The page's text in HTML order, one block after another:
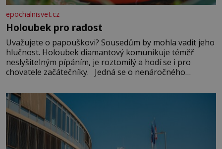
epochalnisvet.cz
Holoubek pro radost
Uvažujete o papouškovi? Sousedům by mohla vadit jeho
hlučnost. Holoubek diamantový komunikuje téměř
neslyšitelným pípáním, je roztomilý a hodí se i pro
chovatele začátečníky. Jedná se o nenáročného
času tráví na zemi, kde sbírá zbytky semínek Jeho
domovinou je prakticky celá Austrálie s výjimkou
pobřežní oblasti.